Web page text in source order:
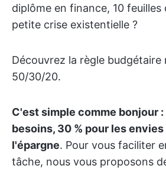
diplôme en finance, 10 feuilles
petite crise existentielle ?
Découvrez la règle budgétaire
50/30/20.
C'est simple comme bonjour :
besoins, 30 % pour les
l'épargne. Pour vous faciliter
tâche, nous vous proposons